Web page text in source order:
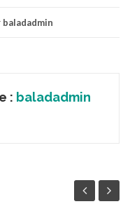
baladadmin
: baladadmin